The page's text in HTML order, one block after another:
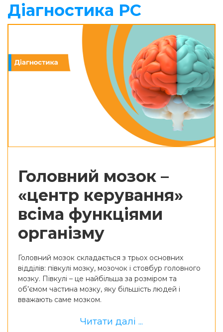
Діагностика РС
Головний мозок –
«центр керування»
всіма функціями
організму
Головний мозок складається з трьох основних
відділів: півкулі мозку, мозочок і стовбур головного
мозку. Півкулі – це найбільша за розміром та
об’ємом частина мозку, яку більшість людей і
вважають саме мозком.
Читати далі ...